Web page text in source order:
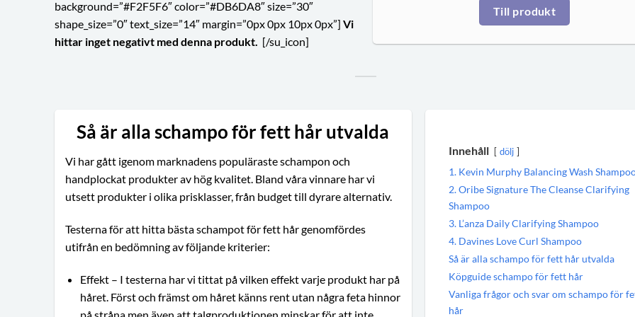
background=”#F2F5F6″ color=”#DB6DA8″ size=”30″
shape_size=”0″ text_size=”14″ margin=”0px 0px 10px 0px”] Vi
hittar inget negativt med denna produkt. [/su_icon]
Till produkt
Så är alla schampo för fett hår utvalda
Vi har gått igenom marknadens populäraste schampon och
handplockat produkter av hög kvalitet. Bland våra vinnare har vi
utsett produkter i olika prisklasser, från budget till dyrare alternativ.
Testerna för att hitta bästa schampot för fett hår genomfördes
utifrån en bedömning av följande kriterier:
Effekt – I testerna har vi tittat på vilken effekt varje produkt har på
håret. Först och främst om håret känns rent utan några feta hinnor
Innehåll dölj
1. Kevin Murphy Balancing Wash
2. Oribe Signature The Cleanse Clarifying
Shampoo
3. L’anza Daily Clarifying Shampoo
4. Davines Love Curl Shampoo
Så är alla schampo för fett hår utvalda
Köpguide schampo för fett hår
Vanliga frågor och svar om schampo för
hår